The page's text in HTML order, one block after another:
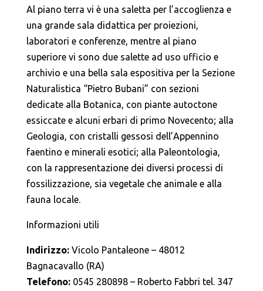
Al piano terra vi è una saletta per l’accoglienza e
una grande sala didattica per proiezioni,
laboratori e conferenze, mentre al piano
superiore vi sono due salette ad uso ufficio e
archivio e una bella sala espositiva per la Sezione
Naturalistica “Pietro Bubani” con sezioni
dedicate alla Botanica, con piante autoctone
essiccate e alcuni erbari di primo Novecento; alla
Geologia, con cristalli gessosi dell’Appennino
faentino e minerali esotici; alla Paleontologia,
con la rappresentazione dei diversi processi di
fossilizzazione, sia vegetale che animale e alla
fauna locale.
Informazioni utili
Indirizzo: Vicolo Pantaleone – 48012
Bagnacavallo (RA)
Telefono: 0545 280898 – Roberto Fabbri tel. 347